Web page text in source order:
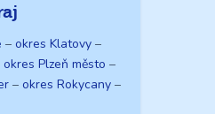
– okres Klatovy –
okres Plzeň město –
– okres Rokycany –